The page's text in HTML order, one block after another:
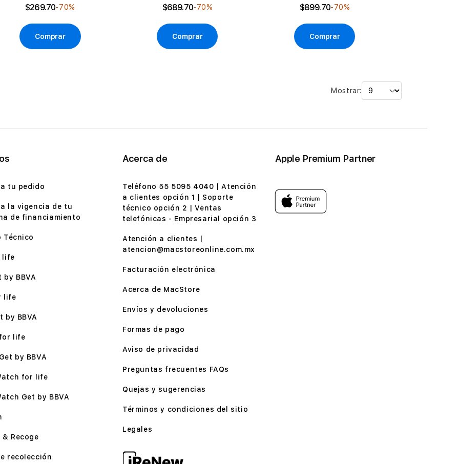
$269.70-70%
Comprar
$689.70-70%
Comprar
$899.70-70%
Comprar
Mostrar:
tu pedido
la vigencia de tu
de financiamiento
Técnico
life
by BBVA
life
by BBVA
life
by BBVA
for life
Get by BBVA
Recoge
recolección
Acerca de
Teléfono 55 5095 4040 | Atención
a clientes opción 1 | Soporte
técnico opción 2 | Ventas
telefónicas - Empresarial opción 3
Atención a clientes |
atencion@macstoreonline.com.mx
Facturación electrónica
Acerca de MacStore
Envíos y devoluciones
Formas de pago
Aviso de privacidad
Preguntas frecuentes FAQs
Quejas y sugerencias
Términos y condiciones del sitio
Legales
Apple Premium Partner